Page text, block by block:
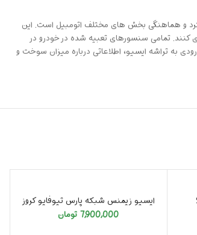
و هماهنگی بخش های مختلف اتومبیل است. این
کنند. تمامی سنسورهای تعبیه شده در خودرو در
به تراشه ایسیو، اطلاعاتی درباره میزان سوخت و
ایسیو زیمنس شبکه پارس تیوفایو کروز
7,900,000 تومان